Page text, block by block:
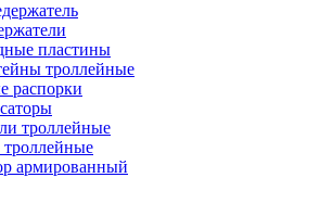
пластины
троллейные
распорки
троллейные
армированный